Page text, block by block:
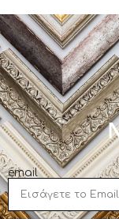
email